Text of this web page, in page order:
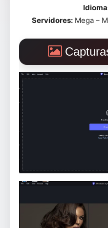
Servidores:Mega –